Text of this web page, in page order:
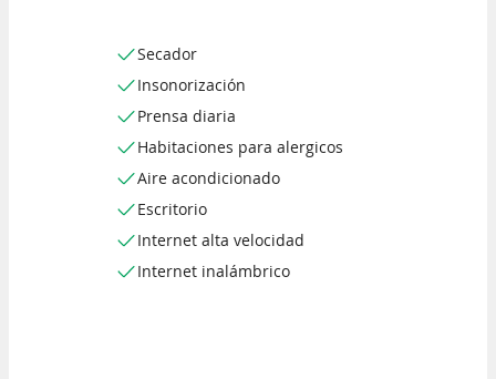
Secador
Insonorización
Prensa diaria
Habitaciones para alergicos
Aire acondicionado
Escritorio
Internet alta velocidad
Internet inalámbrico